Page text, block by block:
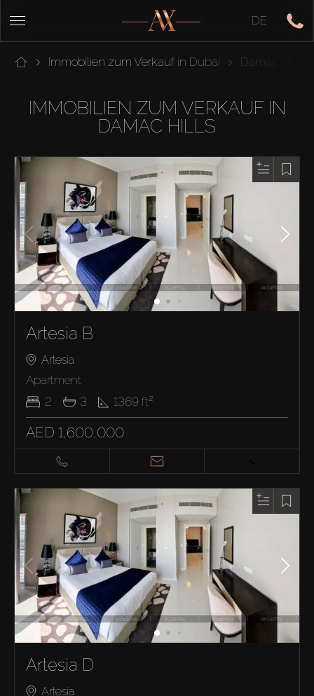
DE
Immobilien zum Verkauf in Dubai Damac Hills
IMMOBILIEN ZUM VERKAUF IN
DAMAC HILLS
Artesia B
Artesia
Apartment
2
3 1369 ft²
AED 1,600,000
Artesia D
Artesia